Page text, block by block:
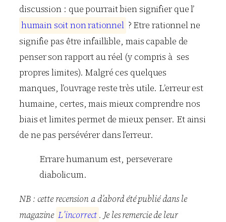
discussion : que pourrait bien signifier que l’
humain soitnonrationnel ? Etre rationnel ne
signifie pas être infaillible, mais capable de
penser son rapport au réel (y compris à ses
propres limites). Malgré ces quelques
manques, l’ouvrage reste très utile. L’erreur est
humaine, certes, mais mieux comprendre nos
biais et limites permet de mieux penser. Et ainsi
de ne pas persévérer dans l’erreur.
Errare humanum est, perseverare
diabolicum.
NB : cette recension a d’abord été publié dans le
magazine L’incorrect . Je les remercie de leur